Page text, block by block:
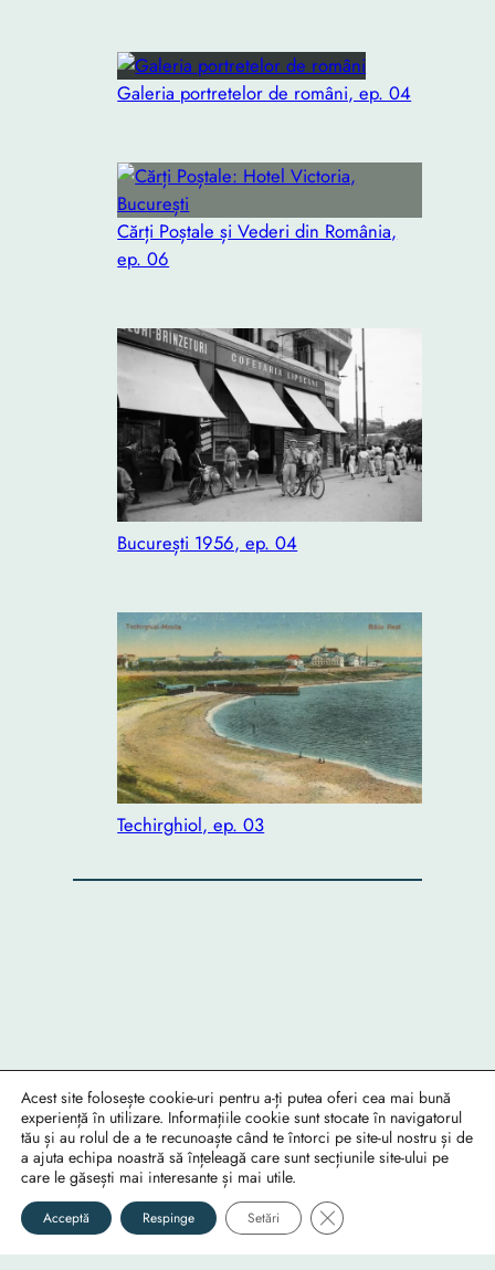
Galeria portretelor de români, ep. 04
Cărți Poștale și Vederi din România,
ep. 06
București 1956, ep. 04
Techirghiol, ep. 03
Foto
Fotografii
Video
Documentare
Audio
Muzică
Info
Despre
Utile
Confidențialitate
RO-mondo's Facebook page
Acest site folosește cookie-uri pentru a-ți putea oferi cea mai bună
experiență în utilizare. Informațiile cookie sunt stocate în navigatorul
tău și au rolul de a te recunoaște când te întorci pe site-ul nostru și de
a ajuta echipa noastră să înțeleagă care sunt secțiunile site-ului pe
care le găsești mai interesante și mai utile.
Acceptă Respinge Setări Close GDPR Cookie